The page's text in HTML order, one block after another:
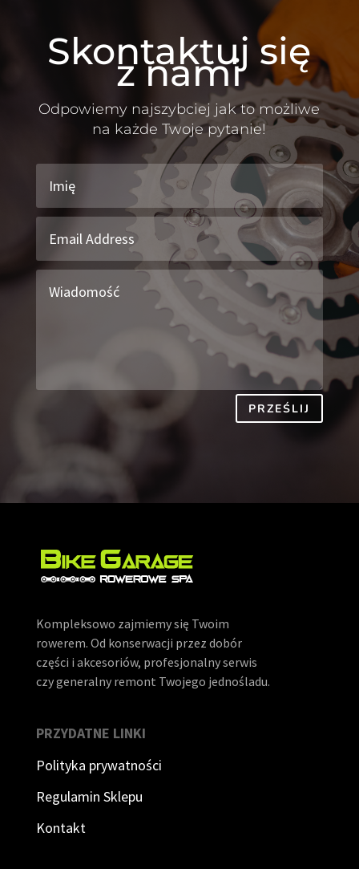
Skontaktuj się
z nami
Odpowiemy najszybciej jak to możliwe
na każde Twoje pytanie!
PRZEŚLIJ
Kompleksowo zajmiemy się Twoim
rowerem. Od konserwacji przez dobór
części i akcesoriów, profesjonalny serwis
czy generalny remont Twojego jednośladu.
PRZYDATNE LINKI
Polityka prywatności
Regulamin Sklepu
Kontakt